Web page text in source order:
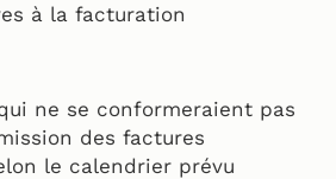
à la facturation
ne se conformeraient pas
des factures
le calendrier prévu